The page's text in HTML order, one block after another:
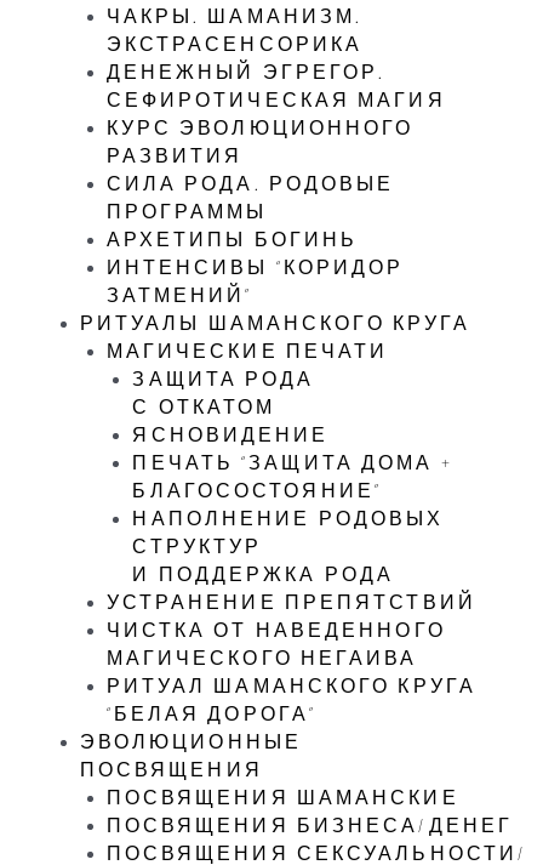
ЧАКРЫ. ШАМАНИЗМ.
ЭКСТРАСЕНСОРИКА
ДЕНЕЖНЫЙ ЭГРЕГОР.
СЕФИРОТИЧЕСКАЯ МАГИЯ
КУРС ЭВОЛЮЦИОННОГО
РАЗВИТИЯ
СИЛА РОДА. РОДОВЫЕ
ПРОГРАММЫ
АРХЕТИПЫ БОГИНЬ
ИНТЕНСИВЫ “КОРИДОР
ЗАТМЕНИЙ”
РИТУАЛЫ ШАМАНСКОГО КРУГА
МАГИЧЕСКИЕ ПЕЧАТИ
ЗАЩИТА РОДА
С ОТКАТОМ
ЯСНОВИДЕНИЕ
ПЕЧАТЬ “ЗАЩИТА ДОМА +
БЛАГОСОСТОЯНИЕ”
НАПОЛНЕНИЕ РОДОВЫХ
СТРУКТУР
И ПОДДЕРЖКА РОДА
УСТРАНЕНИЕ ПРЕПЯТСТВИЙ
ЧИСТКА ОТ НАВЕДЕННОГО
МАГИЧЕСКОГО НЕГАИВА
РИТУАЛ ШАМАНСКОГО КРУГА
“БЕЛАЯ ДОРОГА”
ЭВОЛЮЦИОННЫЕ
ПОСВЯЩЕНИЯ
ПОСВЯЩЕНИЯ ШАМАНСКИЕ
ПОСВЯЩЕНИЯ БИЗНЕСА/ДЕНЕГ
ПОСВЯЩЕНИЯ СЕКСУАЛЬНОСТИ/